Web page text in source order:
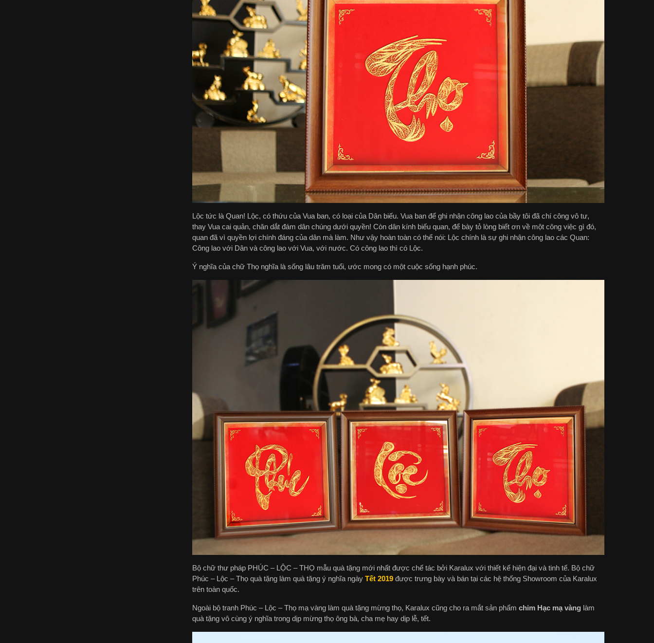
Lộc tức là Quan! Lộc, có thứu của Vua ban, có loại của Dân biếu. Vua ban để ghi nhận công lao của bầy tôi đã chí công vô tư,
thay Vua cai quản, chăn dắt đám dân chúng dưới quyền! Còn dân kính biếu quan, để bày tỏ lòng biết ơn về một công việc gì đó,
quan đã vì quyền lợi chính đáng của dân mà làm. Như vậy hoàn toàn có thể nói: Lộc chính là sự ghi nhận công lao các Quan:
Công lao với Dân và công lao với Vua, với nước. Có công lao thì có Lộc.
Ý nghĩa của chữ Thọ nghĩa là sống lâu trăm tuổi, ước mong có một cuộc sống hạnh phúc.
Bộ chữ thư pháp PHÚC – LỘC – THỌ mẫu quà tặng mới nhất được chế tác bởi Karalux với thiết kế hiện đại và tinh tế. Bộ chữ
Phúc – Lộc – Thọ quà tặng làm quà tặng ý nghĩa ngày Tết 2019được trưng bày và bán tại các hệ thống Showroom của Karalux
trên toàn quốc.
Ngoài bộ tranh Phúc – Lộc – Thọ mạ vàng làm quà tặng mừng thọ, Karalux cũng cho ra mắt sản phẩm chim Hạc mạ vànglàm
quà tặng vô cùng ý nghĩa trong dịp mừng thọ ông bà, cha mẹ hay dịp lễ, tết.